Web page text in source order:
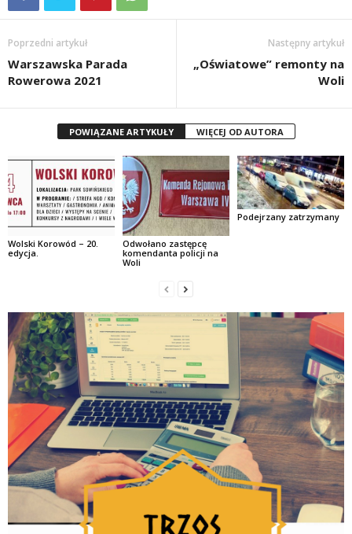
Poprzedni artykuł
Warszawska Parada
Rowerowa 2021
Następny artykuł
„Oświatowe” remonty na
Woli
POWIĄZANE ARTYKUŁY WIĘCEJ OD AUTORA
Wolski Korowód – 20.
edycja.
Odwołano zastępcę
komendanta policji na
Woli
Podejrzany zatrzymany